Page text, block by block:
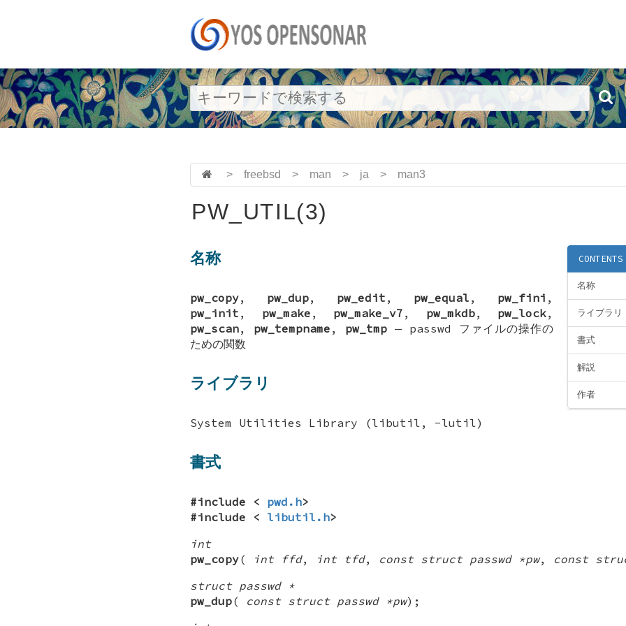
> freebsd > man > ja > man3
PW_UTIL(3)
CONTENTS
名称
ライブラリ
書式
解説
作者
名称
pw_copy, pw_dup, pw_edit , pw_equal , pw_fini ,
pw_init , pw_make , pw_make_v7 , pw_mkdb, pw_lock,
pw_scan, pw_tempname , pw_tmp — passwd ファイルの操作の
ための関数
ライブラリ
System Utilities Library (libutil, -lutil)
書式
#include < pwd.h>
#include < libutil.h>
int
pw_copy( int ffd, int tfd, const struct passwd *pw, const
struct passwd *
pw_dup( const struct passwd *pw);